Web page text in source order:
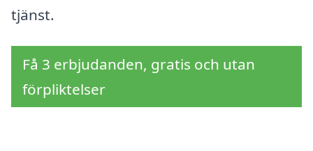
tjänst.
Få 3 erbjudanden, gratis och utan
förpliktelser